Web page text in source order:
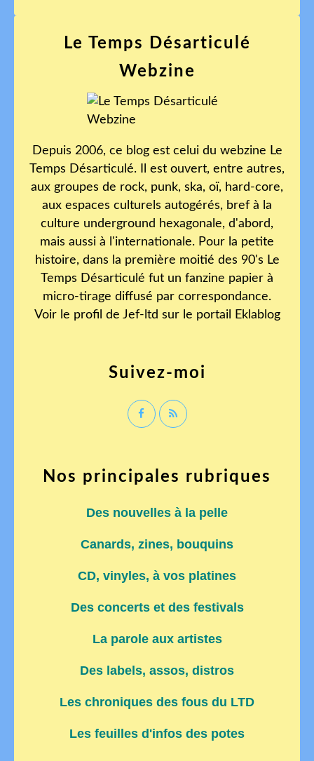
Le Temps Désarticulé
Webzine
Depuis 2006, ce blog est celui du webzine Le
Temps Désarticulé. Il est ouvert, entre autres,
aux groupes de rock, punk, ska, oï, hard-core,
aux espaces culturels autogérés, bref à la
culture underground hexagonale, d'abord,
mais aussi à l'internationale. Pour la petite
histoire, dans la première moitié des 90's Le
Temps Désarticulé fut un fanzine papier à
micro-tirage diffusé par correspondance.
Voir le profil de Jef-ltd sur le portail Eklablog
Suivez-moi
Nos principales rubriques
Des nouvelles à la pelle
Canards, zines, bouquins
CD, vinyles, à vos platines
Des concerts et des festivals
La parole aux artistes
Des labels, assos, distros
Les chroniques des fous du LTD
Les feuilles d'infos des potes